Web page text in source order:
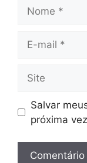
mail
Salvar
próxima